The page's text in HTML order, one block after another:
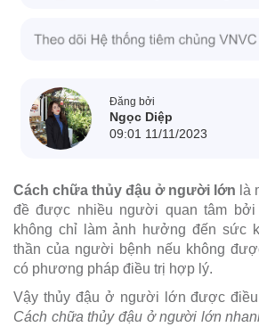
Đăng bởi
Ngọc Diệp
09:01 11/11/2023
Cách chữa thủy đậu ở người lớn là
đề được nhiều người quan tâm bởi
không chỉ làm ảnh hưởng đến sức
thần của người bệnh nếu không
có phương pháp điều trị hợp lý.
Vậy thủy đậu ở người lớn được
Cách chữa thủy đậu ở người lớn